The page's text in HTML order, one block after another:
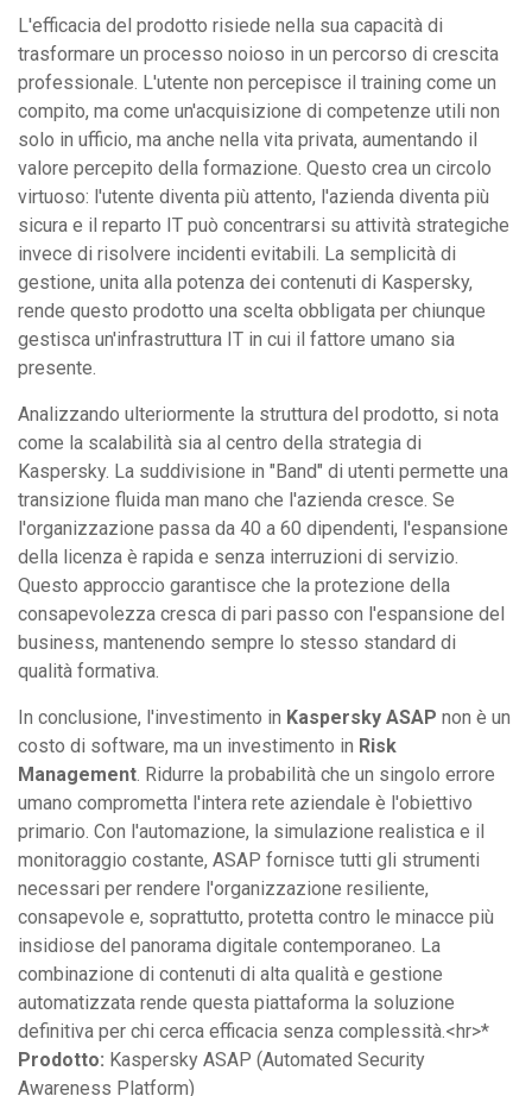
L'efficacia del prodotto risiede nella sua capacità di
trasformare un processo noioso in un percorso di crescita
professionale. L'utente non percepisce il training come un
compito, ma come un'acquisizione di competenze utili non
solo in ufficio, ma anche nella vita privata, aumentando il
valore percepito della formazione. Questo crea un circolo
virtuoso: l'utente diventa più attento, l'azienda diventa più
sicura e il reparto IT può concentrarsi su attività strategiche
invece di risolvere incidenti evitabili. La semplicità di
gestione, unita alla potenza dei contenuti di Kaspersky,
rende questo prodotto una scelta obbligata per chiunque
gestisca un'infrastruttura IT in cui il fattore umano sia
presente.
Analizzando ulteriormente la struttura del prodotto, si nota
come la scalabilità sia al centro della strategia di
Kaspersky. La suddivisione in "Band" di utenti permette una
transizione fluida man mano che l'azienda cresce. Se
l'organizzazione passa da 40 a 60 dipendenti, l'espansione
della licenza è rapida e senza interruzioni di servizio.
Questo approccio garantisce che la protezione della
consapevolezza cresca di pari passo con l'espansione del
business, mantenendo sempre lo stesso standard di
qualità formativa.
In conclusione, l'investimento in Kaspersky ASAP non è un
costo di software, ma un investimento in Risk
Management. Ridurre la probabilità che un singolo errore
umano comprometta l'intera rete aziendale è l'obiettivo
primario. Con l'automazione, la simulazione realistica e il
monitoraggio costante, ASAP fornisce tutti gli strumenti
necessari per rendere l'organizzazione resiliente,
consapevole e, soprattutto, protetta contro le minacce più
insidiose del panorama digitale contemporaneo. La
combinazione di contenuti di alta qualità e gestione
automatizzata rende questa piattaforma la soluzione
definitiva per chi cerca efficacia senza complessità.<hr>*
Prodotto: Kaspersky ASAP (Automated Security
Awareness Platform)